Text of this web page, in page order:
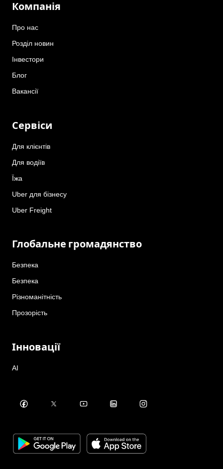
Компанія
Про нас
Розділ новин
Інвестори
Блог
Вакансії
Сервіси
Для клієнтів
Для водіїв
Їжа
Uber для бізнесу
Uber Freight
Глобальне громадянство
Безпека
Безпека
Різноманітність
Прозорість
Інновації
AI